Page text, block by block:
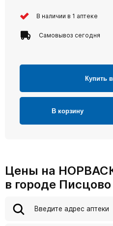
В наличии в 1 аптеке
Самовывоз сегодня
Купить
В корзину
Цены на
в городе Писцово